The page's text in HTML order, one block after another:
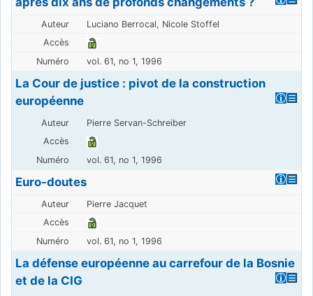
Luciano Berrocal, Nicole Stoffel
vol. 61, no 1, 1996
La Cour de justice : pivot de la construction
européenne
Pierre Servan-Schreiber
vol. 61, no 1, 1996
Euro-doutes
Pierre Jacquet
vol. 61, no 1, 1996
La défense européenne au carrefour de la Bosnie
et de la CIG